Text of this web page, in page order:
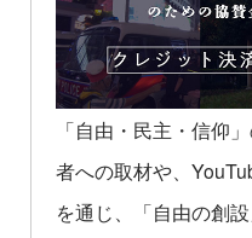
「自由・民主・信仰
者への取材や、
を通じ、「自由の創